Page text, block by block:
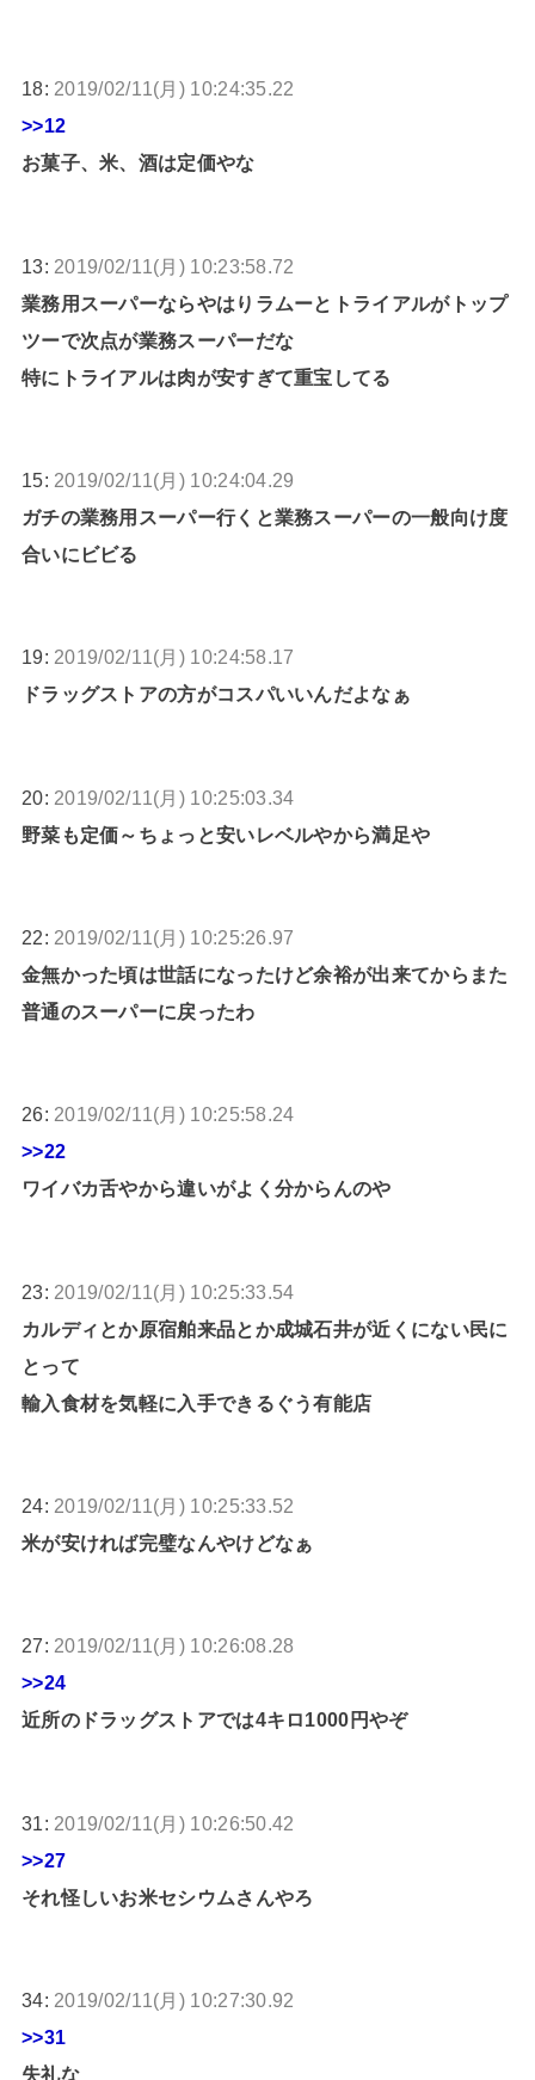
18: 2019/02/11(月) 10:24:35.22
>>12
お菓子、米、酒は定価やな
13: 2019/02/11(月) 10:23:58.72
業務用スーパーならやはりラムーとトライアルがトップ
ツーで次点が業務スーパーだな
特にトライアルは肉が安すぎて重宝してる
15: 2019/02/11(月) 10:24:04.29
ガチの業務用スーパー行くと業務スーパーの一般向け度
合いにビビる
19: 2019/02/11(月) 10:24:58.17
ドラッグストアの方がコスパいいんだよなぁ
20: 2019/02/11(月) 10:25:03.34
野菜も定価～ちょっと安いレベルやから満足や
22: 2019/02/11(月) 10:25:26.97
金無かった頃は世話になったけど余裕が出来てからまた
普通のスーパーに戻ったわ
26: 2019/02/11(月) 10:25:58.24
>>22
ワイバカ舌やから違いがよく分からんのや
23: 2019/02/11(月) 10:25:33.54
カルディとか原宿舶来品とか成城石井が近くにない民に
とって
輸入食材を気軽に入手できるぐう有能店
24: 2019/02/11(月) 10:25:33.52
米が安ければ完璧なんやけどなぁ
27: 2019/02/11(月) 10:26:08.28
>>24
近所のドラッグストアでは4キロ1000円やぞ
31: 2019/02/11(月) 10:26:50.42
>>27
それ怪しいお米セシウムさんやろ
34: 2019/02/11(月) 10:27:30.92
>>31
失礼な